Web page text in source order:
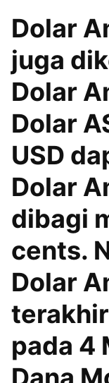
Dolar
juga
Dolar
Dolar
USD
Dolar
dibagi
cents.
Dolar
pada 4